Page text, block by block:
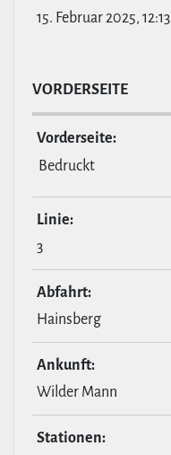
15. Februar 2025, 12:13
VOR­DER­SEITE
Vor­der­seite:
Bedruckt
Linie:
3
Abfahrt:
Hainsberg
Ankunft:
Wilder Mann
Stationen: